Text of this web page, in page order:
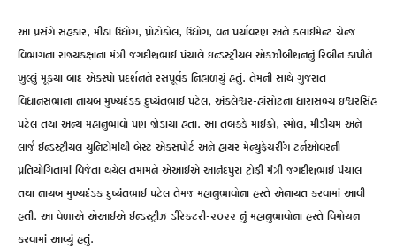
આ પ્રસંગે સહકાર, મીઠા ઉદ્યોગ, પ્રોટોકોલ, ઉદ્યોગ, વન પર્યાવરણ અને ક્લાઈમેન્ટ ચેન્જ
વિભાગના રાજ્યકક્ષાના મંત્રી જગદીશભાઈ પંચાલે ઇન્ડસ્ટ્રીયલ એકઝીબીશનનું રિબીન કાપીને
ખુલ્લું મૂકયા બાદ એકસ્પો પ્રદર્શનને રસપૂર્વક નિહાળયું હતું. તેમની સાથે ગુજરાત
વિધાનસભાના નાયબ મુખ્યદંડક દુષ્યંતભાઈ પટેલ, અંકલેશ્વર-હાંસોટના ધારાસભ્ય ઇશ્વરસિંહ
પટેલ તથા અન્ય મહાનુભાવો પણ જોડાયા હતા. આ તબક્કે માઈક્રો, સ્મોલ, મીડીયમ અને
લાર્જ ઈન્ડસ્ટ્રીયલ યુનિટોમાંથી બેસ્ટ એકસપોર્ટ અને હાયર મેન્યુફેચરીંગ ટર્નઓવરની
પ્રતિયોગિતામાં વિજેતા થયેલ તમામને એઆઈએ આનંદપુરા ટ્રોફી મંત્રી જગદીશભાઈ પંચાલ
તથા નાયબ મુખ્યદંડક દુષ્યંતભાઈ પટેલ તેમજ મહાનુભાવોના હસ્તે એનાયત કરવામાં આવી
હતી. આ વેળાએ એઆઈએ ઈન્ડસ્ટ્રીઝ ડીરેક્ટરી-૨૦૨૨ નું મહાનુભાવોના હસ્તે વિમોચન
કરવામાં આવ્યું હતું.